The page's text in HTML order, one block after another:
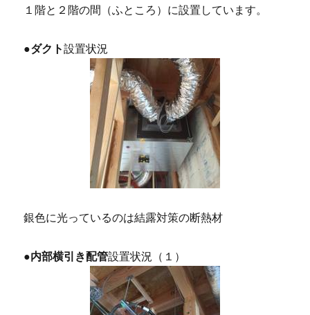
１階と２階の間（ふところ）に設置しています。
●ダクト設置状況
銀色に光っているのは結露対策の断熱材
●内部横引き配管設置状況（１）